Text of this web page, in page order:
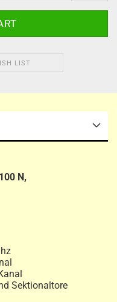
LIST
N,
und Sektionaltore